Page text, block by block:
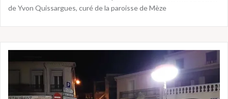
de Yvon Quissargues, curé de la paroisse de Mèze